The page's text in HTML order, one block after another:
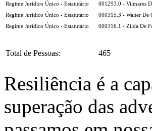
Regime Jurídico Único - Estatutário
001293.0 - Vilmares
Regime Jurídico Único - Estatutário
000315.3 - Walter De
Regime Jurídico Único - Estatutário
000316.1 - Zilda De
Total de Pessoas: 465
Resiliência é a
superação das